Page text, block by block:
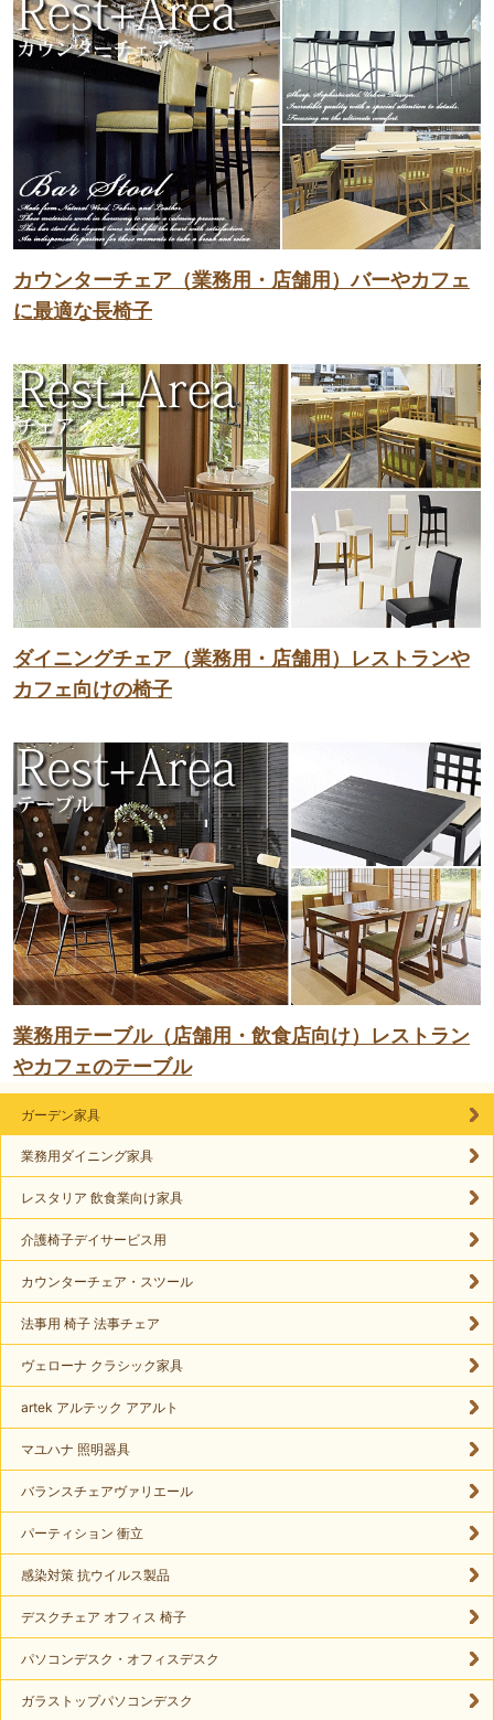
カウンターチェア（業務用・店舗用）バーやカフェ
に最適な長椅子
ダイニングチェア（業務用・店舗用）レストランや
カフェ向けの椅子
業務用テーブル（店舗用・飲食店向け）レストラン
やカフェのテーブル
ガーデン家具
業務用ダイニング家具
レスタリア 飲食業向け家具
介護椅子デイサービス用
カウンターチェア・スツール
法事用 椅子 法事チェア
ヴェローナ クラシック家具
artek アルテック アアルト
マユハナ 照明器具
バランスチェアヴァリエール
パーティション 衝立
感染対策 抗ウイルス製品
デスクチェア オフィス 椅子
パソコンデスク・オフィスデスク
ガラストップパソコンデスク